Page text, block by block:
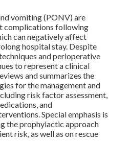
vomiting (PONV) are
complications following
can negatively affect
hospital stay. Despite
and perioperative
to represent a clinical
and summarizes the
for the management and
risk factor assessment,
and
Special emphasis is
the prophylactic approach
risk, as well as on rescue